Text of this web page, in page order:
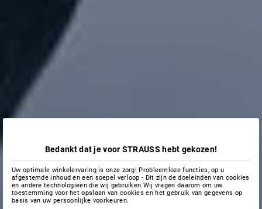
Bedankt dat je voor STRAUSS hebt gekozen!
Uw optimale winkelervaring is onze zorg! Probleemloze functies, op u
afgestemde inhoud en een soepel verloop - Dit zijn de doeleinden van cookies
en andere technologieën die wij gebruiken.Wij vragen daarom om uw
toestemming voor het opslaan van cookies en het gebruik van gegevens op
basis van uw persoonlijke voorkeuren.